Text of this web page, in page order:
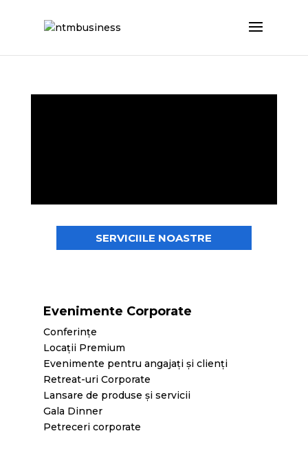
SERVICIILE NOASTRE
Evenimente Corporate
Conferințe
Locații Premium
Evenimente pentru angajați și clienți
Retreat-uri Corporate
Lansare de produse și servicii
Gala Dinner
Petreceri corporate